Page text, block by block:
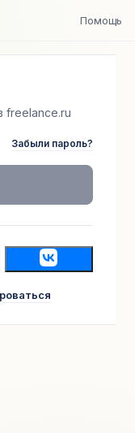
Помощь
freelance.ru
Забыли пароль?